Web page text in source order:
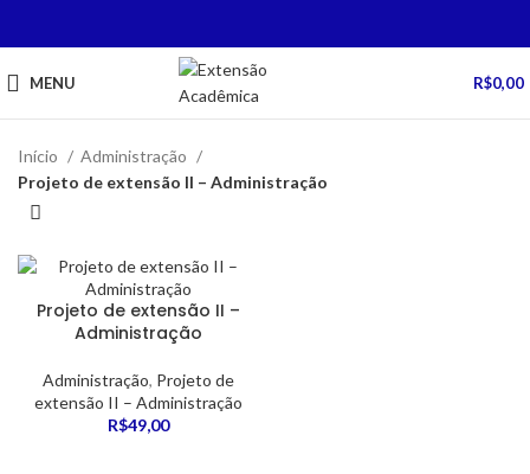
MENU R$0,00
Início
Administração
Projeto de extensão II – Administração
Projeto de extensão II –
Administração
Administração, Projeto de
extensão II – Administração
R$49,00